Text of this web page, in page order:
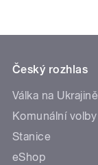
Český rozhlas
Válka na Ukrajině
Komunální volby
Stanice
eShop